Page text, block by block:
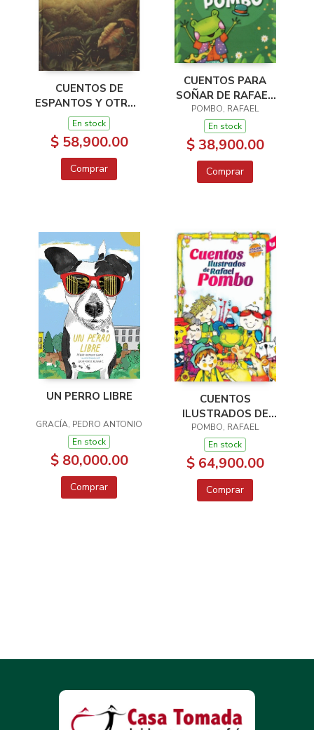
CUENTOS DE
ESPANTOS Y OTROS
SERE FANTÁSTICOS
DEL FOLCLOR
COLOMBIANO
En stock
$ 58,900.00
Comprar
CUENTOS PARA
SOÑAR DE RAFAEL
POMBO
POMBO, RAFAEL
En stock
$ 38,900.00
Comprar
UN PERRO LIBRE
GRACÍA, PEDRO ANTONIO
En stock
$ 80,000.00
Comprar
CUENTOS
ILUSTRADOS DE
RAFAEL POMBO
POMBO, RAFAEL
En stock
$ 64,900.00
Comprar